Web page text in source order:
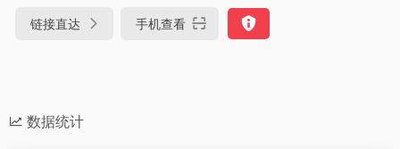
链接直达 手机查看
数据统计